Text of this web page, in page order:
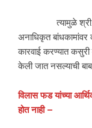
त्यामुळे श्री.
अनाधिकृत बांधकामांवर
कारवाई करण्यात कसुरी
केली जात नसल्याची
विलास फड यांच्या
होत नाही –